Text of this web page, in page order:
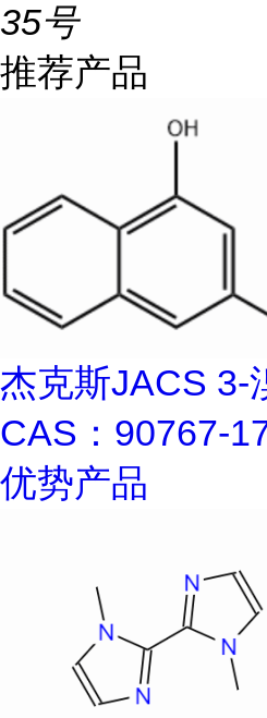
35号
推荐产品
杰克斯JACS 3-
CAS：90767-
优势产品